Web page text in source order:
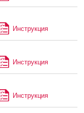
Инструкция
Инструкция
Инструкция